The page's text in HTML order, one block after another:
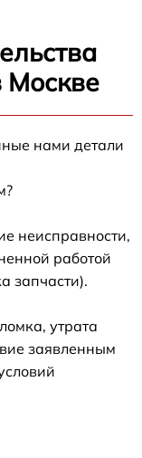
Москве
нами детали
неисправности,
работой
запчасти).
утрата
заявленным